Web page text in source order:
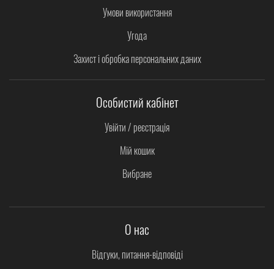
Умови використання
Угода
Захист і обробка персональних даних
Особистий кабінет
Увійти / реєстрація
Мій кошик
Вибране
О нас
Відгуки, питання-відповіді